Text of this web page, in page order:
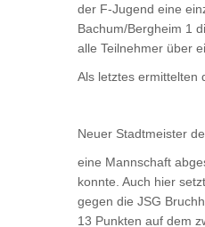
der F-Jugend eine
Bachum/Bergheim 1
alle Teilnehmer über
Als letztes ermittelten
Neuer Stadtmeister
eine Mannschaft
konnte. Auch hier
gegen die JSG
13 Punkten auf dem